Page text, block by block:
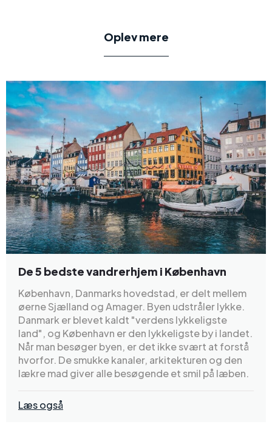
Oplev mere
De 5 bedste vandrerhjem i København
København, Danmarks hovedstad, er delt mellem
øerne Sjælland og Amager. Byen udstråler lykke.
Danmark er blevet kaldt "verdens lykkeligste
land", og København er den lykkeligste by i landet.
Når man besøger byen, er det ikke svært at forstå
hvorfor. De smukke kanaler, arkitekturen og den
lækre mad giver alle besøgende et smil på læben.
Læs også